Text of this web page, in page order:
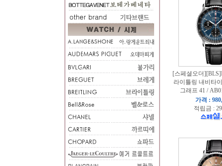
[스페셜오더
라이틀링 내비타
그래프 41 /
가격 :
적립금 :